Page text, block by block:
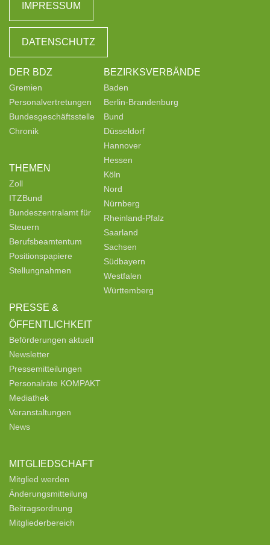
IMPRESSUM
DATENSCHUTZ
DER BDZ
Gremien
Personalvertretungen
Bundesgeschäftsstelle
Chronik
THEMEN
Zoll
ITZBund
Bundeszentralamt für
Steuern
Berufsbeamtentum
Positionspapiere
Stellungnahmen
PRESSE &
ÖFFENTLICHKEIT
Beförderungen aktuell
Newsletter
Pressemitteilungen
Personalräte KOMPAKT
Mediathek
Veranstaltungen
News
MITGLIEDSCHAFT
Mitglied werden
Änderungsmitteilung
Beitragsordnung
Mitgliederbereich
BEZIRKSVERBÄNDE
Baden
Berlin-Brandenburg
Bund
Düsseldorf
Hannover
Hessen
Köln
Nord
Nürnberg
Rheinland-Pfalz
Saarland
Sachsen
Südbayern
Westfalen
Württemberg